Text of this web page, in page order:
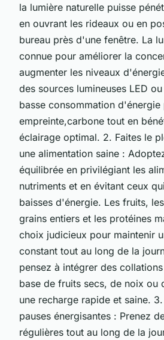
la lumière naturelle puisse
en ouvrant les rideaux ou en
bureau près d'une fenêtre. La
connue pour améliorer la
augmenter les niveaux
des sources lumineuses LED
basse consommation
empreinte,carbone tout en
éclairage optimal. 2. Faites le
une alimentation saine :
équilibrée en privilégiant les
nutriments et en évitant ceux
baisses d'énergie. Les fruits,
grains entiers et les protéines
choix judicieux pour maintenir
constant tout au long de la
pensez à intégrer des
base de fruits secs, de noix ou
une recharge rapide et saine.
pauses énergisantes : Prenez
régulières tout au long de la